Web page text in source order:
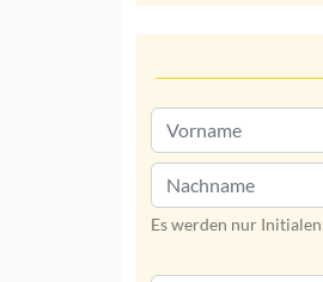
Es werden nur